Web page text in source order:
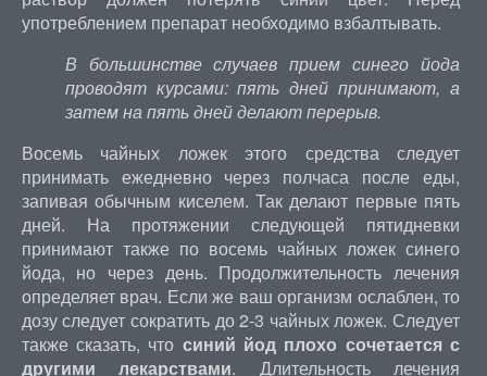
употреблением препарат необходимо взбалтывать.
В большинстве случаев прием синего йода
проводят курсами: пять дней принимают, а
затем на пять дней делают перерыв.
Восемь чайных ложек этого средства следует
принимать ежедневно через полчаса после еды,
запивая обычным киселем. Так делают первые пять
дней. На протяжении следующей пятидневки
принимают также по восемь чайных ложек синего
йода, но через день. Продолжительность лечения
определяет врач. Если же ваш организм ослаблен, то
дозу следует сократить до 2-3 чайных ложек. Следует
также сказать, что синий йод плохо сочетается с
другими лекарствами. Длительность лечения